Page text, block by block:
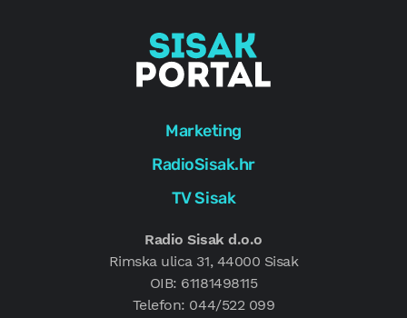
Marketing
RadioSisak.hr
TV Sisak
Radio Sisak d.o.o
Rimska ulica 31, 44000 Sisak
OIB: 61181498115
Telefon: 044/522 099